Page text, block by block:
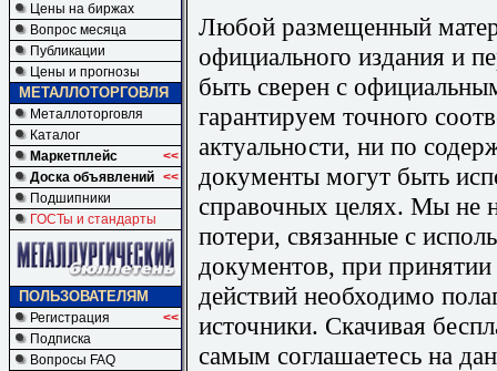
Цены на биржах
Вопрос месяца
Публикации
Цены и прогнозы
МЕТАЛЛОТОРГОВЛЯ
Металлоторговля
Каталог
Маркетплейс
<<
Доска объявлений <<
Подшипники
ГОСТы и стандарты
ПОЛЬЗОВАТЕЛЯМ
Регистрация
<<
Подписка
Вопросы FAQ
Любой размещенный
официального издания и
быть сверен с
гарантируем точного
актуальности, ни по
документы могут быть
справочных целях. Мы не
потери, связанные с
документов, при
действий необходимо
источники. Скачивая
самым соглашаетесь на